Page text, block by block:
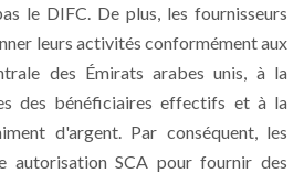
le DIFC. De plus, les fournisseurs
leurs activités conformément aux
des Émirats arabes unis, à la
des bénéficiaires effectifs et à la
d'argent. Par conséquent, les
autorisation SCA pour fournir des